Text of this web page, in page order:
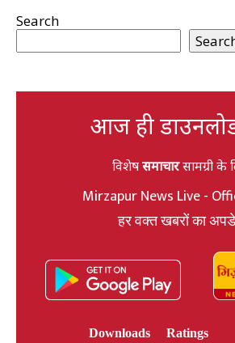
Search
आज ही
विशेषसमाचारसामग्री के
Mirzapur News Live -
हर वक्त खबरों का
Downloads
Ratings